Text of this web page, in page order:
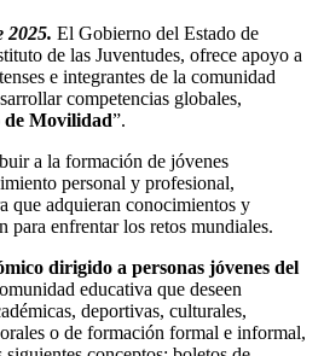
2025. El Gobierno del Estado de
de las Juventudes, ofrece apoyo a
e integrantes de la comunidad
competencias globales,
de Movilidad”.
a la formación de jóvenes
personal y profesional,
que adquieran conocimientos y
para enfrentar los retos mundiales.
dirigido a personas jóvenes del
educativa que deseen
deportivas, culturales,
o de formación formal e informal,